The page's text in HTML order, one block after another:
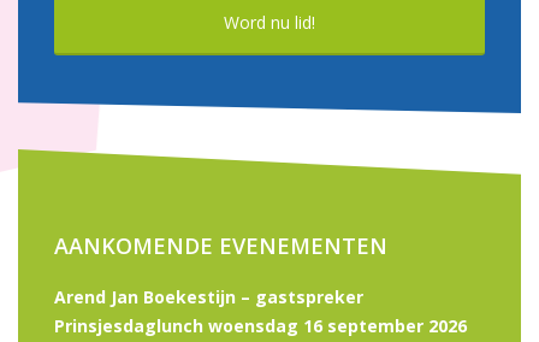
Word nu lid!
AANKOMENDE EVENEMENTEN
Arend Jan Boekestijn – gastspreker
Prinsjesdaglunch woensdag 16 september 2026